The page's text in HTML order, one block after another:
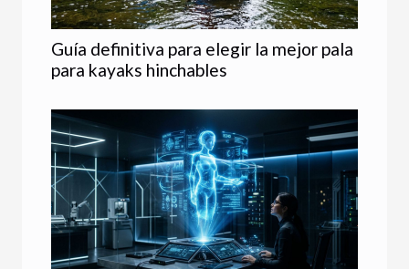
Guía definitiva para elegir la mejor pala
para kayaks hinchables